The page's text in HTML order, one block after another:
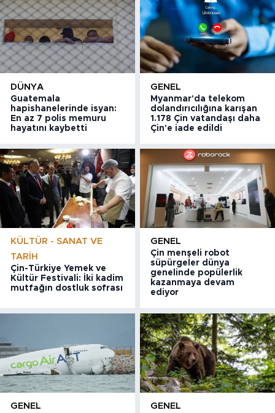
DÜNYA
Guatemala
hapishanelerinde isyan:
En az 7 polis memuru
hayatını kaybetti
GENEL
Myanmar'da telekom
dolandırıcılığına karışan
1.178 Çin vatandaşı daha
Çin'e iade edildi
KÜLTÜR - SANAT VE
TARIH
Çin-Türkiye Yemek ve
Kültür Festivali: İki kadim
mutfağın dostluk sofrası
GENEL
Çin menşeli robot
süpürgeler dünya
genelinde popülerlik
kazanmaya devam
ediyor
GENEL GENEL